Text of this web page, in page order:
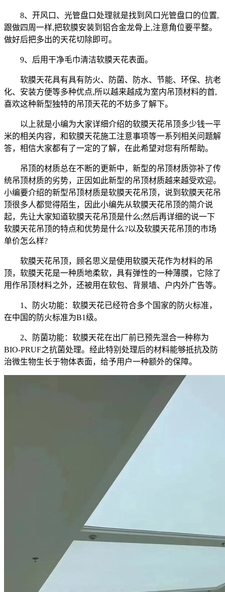
8、开风口、光管盘口处理就是找到风口光管盘口的位置,
跟做四周一样,把软膜安装到铝合金龙骨上,注意角位要平整。
做好后把多出的天花切除即可。
9、后用干净毛巾清洁软膜天花表面。
软膜天花具有具有防火、防菌、防水、节能、环保、抗老
化、安装方便等多种优点,所以越来越成为室内吊顶材料的首,
喜欢这种新型独特的吊顶天花的不妨多了解下。
以上就是小编为大家详细介绍的软膜天花吊顶多少钱一平
米的相关内容，和软膜天花施工注意事项等一系列相关问题解
答，相信大家都有了一定的了解，在此希望对您有所帮助。
吊顶的材质总在不断的更新中，新型的吊顶材质弥补了传
统吊顶材质的劣势，正因如此新型的吊顶材质越来越受欢迎。
小编要介绍的新型吊顶材质是软膜天花吊顶，说到软膜天花吊
顶很多人都觉得陌生，因此小编先从软膜天花吊顶的简介说
起，先让大家知道软膜天花吊顶是什么;然后再详细的说一下
软膜天花吊顶的特点和优势是什么?以及软膜天花吊顶的市场
单价怎么样?
软膜天花吊顶，顾名思义是使用软膜天花作为材料的吊
顶，软膜天花是一种质地柔软，具有弹性的一种薄膜，它除了
用作吊顶材料之外，还被用在软包、背景墙、户内外广告等。
1、防火功能：软膜天花已经符合多个国家的防火标准，
在中国的防火标准为B1级。
2、防菌功能：软膜天花在出厂前已预先混合一种称为
BIO-PRUF之抗菌处理。经此特别处理后的材料能够抵抗及防
治微生物生长于物体表面，给予用户一种额外的保障。